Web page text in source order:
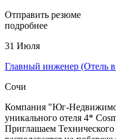
Отправить резюме
подробнее
31 Июля
Главный инженер (Отель
Сочи
Компания "Юг-
уникального отеля 4*
Приглашаем